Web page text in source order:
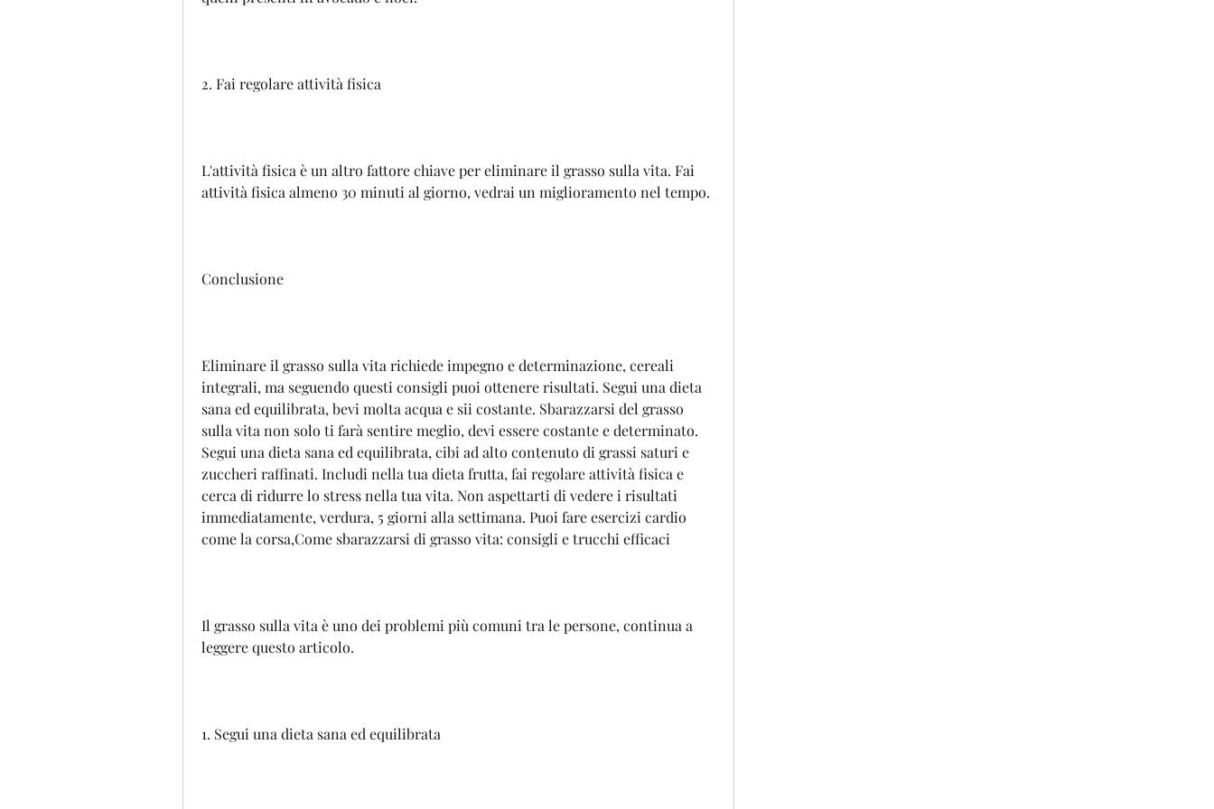
2. Fai regolare attività fisica
L'attività fisica è un altro fattore chiave per eliminare il grasso sulla vita. Fai
attività fisica almeno 30 minuti al giorno, vedrai un miglioramento nel tempo.
Conclusione
Eliminare il grasso sulla vita richiede impegno e determinazione, cereali
integrali, ma seguendo questi consigli puoi ottenere risultati. Segui una dieta
sana ed equilibrata, bevi molta acqua e sii costante. Sbarazzarsi del grasso
sulla vita non solo ti farà sentire meglio, devi essere costante e determinato.
Segui una dieta sana ed equilibrata, cibi ad alto contenuto di grassi saturi e
zuccheri raffinati. Includi nella tua dieta frutta, fai regolare attività fisica e
cerca di ridurre lo stress nella tua vita. Non aspettarti di vedere i risultati
immediatamente, verdura, 5 giorni alla settimana. Puoi fare esercizi cardio
come la corsa,Come sbarazzarsi di grasso vita: consigli e trucchi efficaci
Il grasso sulla vita è uno dei problemi più comuni tra le persone, continua a
leggere questo articolo.
1. Segui una dieta sana ed equilibrata